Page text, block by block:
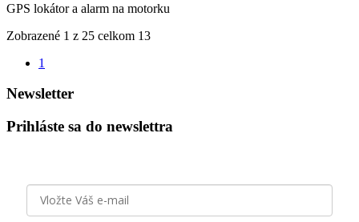
GPS lokátor a alarm na motorku
Zobrazené 1 z 25 celkom 13
1
Newsletter
Prihláste sa do newslettra